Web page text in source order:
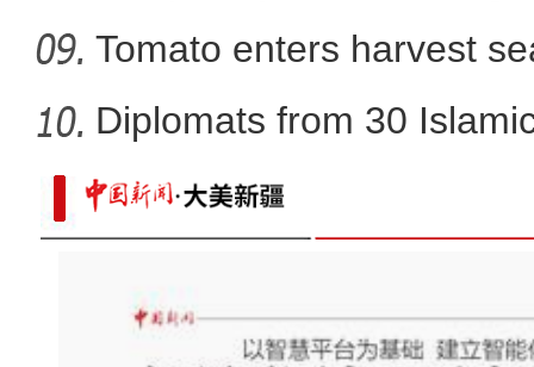
原创MV丨《爱的
parts
Tomato enters harvest
Diplomats from 30